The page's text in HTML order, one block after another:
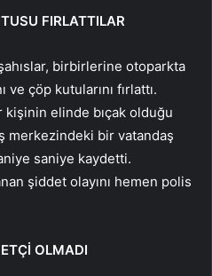
FIRLATTILAR
birbirlerine otoparkta
ve çöp kutularını fırlattı.
kişinin elinde bıçak olduğu
merkezindeki bir vatandaş
saniye kaydetti.
şiddet olayını hemen polis
OLMADI